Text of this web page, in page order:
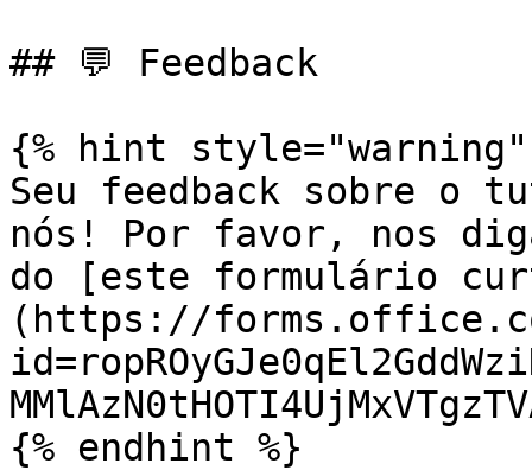
## 💬 Feedback
{% hint style="warning"
Seu feedback sobre o
nós! Por favor, nos
do [este formulário
(https://
{% endhint %}